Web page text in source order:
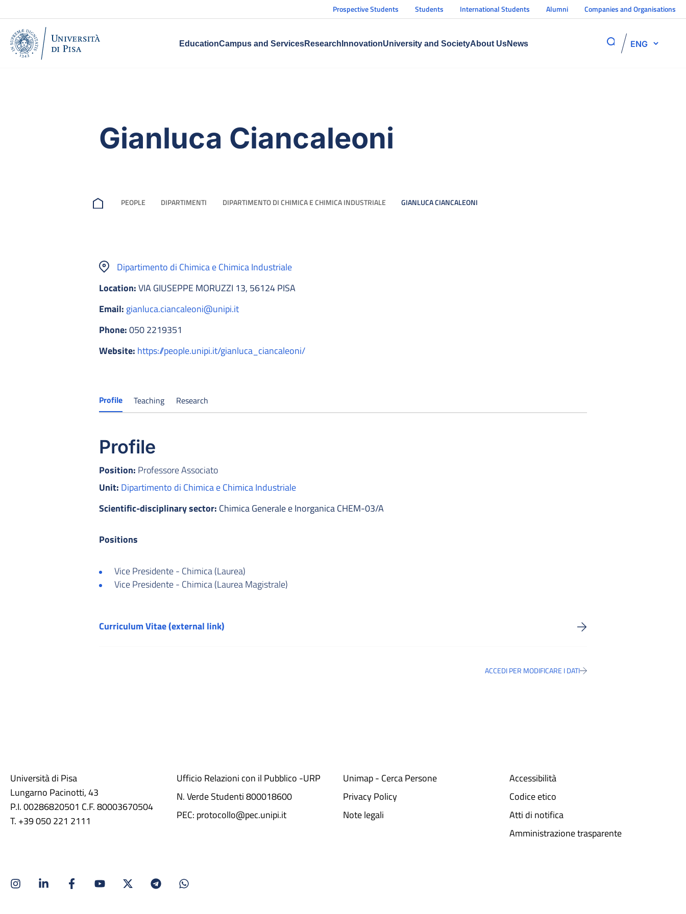
Prospective Students Students International Students Alumni Companies and Organisations
EducationCampus and ServicesResearch InnovationUniversity and SocietyAbout UsNews ENG
Gianluca Ciancaleoni
PEOPLE DIPARTIMENTI DIPARTIMENTO DI CHIMICA E CHIMICA INDUSTRIALE GIANLUCA CIANCALEONI
Dipartimento di Chimica e Chimica Industriale
Location:VIA GIUSEPPE MORUZZI 13, 56124 PISA
Email: gianluca.ciancaleoni@unipi.it
Phone:050 2219351
Website: https://people.unipi.it/gianluca_ciancaleoni/
Profile Teaching Research
Profile
Position: Professore Associato
Unit: Dipartimento di Chimica e Chimica Industriale
Scientific-disciplinary sector: Chimica Generale e Inorganica CHEM-03/A
Positions
Vice Presidente - Chimica (Laurea)
Vice Presidente - Chimica (Laurea Magistrale)
Curriculum Vitae (external link)
ACCEDI PER MODIFICARE I DATI
Università di Pisa
Lungarno Pacinotti, 43
P.I. 00286820501 C.F. 80003670504
T. +39 050 221 2111
Ufficio Relazioni con il Pubblico -URP
N. Verde Studenti 800018600​
PEC: protocollo@pec.unipi.it
Unimap - Cerca Persone
Privacy Policy
Note legali
Accessibilità
Codice etico
Atti di notifica
Amministrazione trasparente